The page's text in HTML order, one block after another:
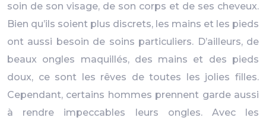
soin de son visage, de son corps et de ses cheveux.
Bien qu’ils soient plus discrets, les mains et les pieds
ont aussi besoin de soins particuliers. D’ailleurs, de
beaux ongles maquillés, des mains et des pieds
doux, ce sont les rêves de toutes les jolies filles.
Cependant, certains hommes prennent garde aussi
à rendre impeccables leurs ongles. Avec les